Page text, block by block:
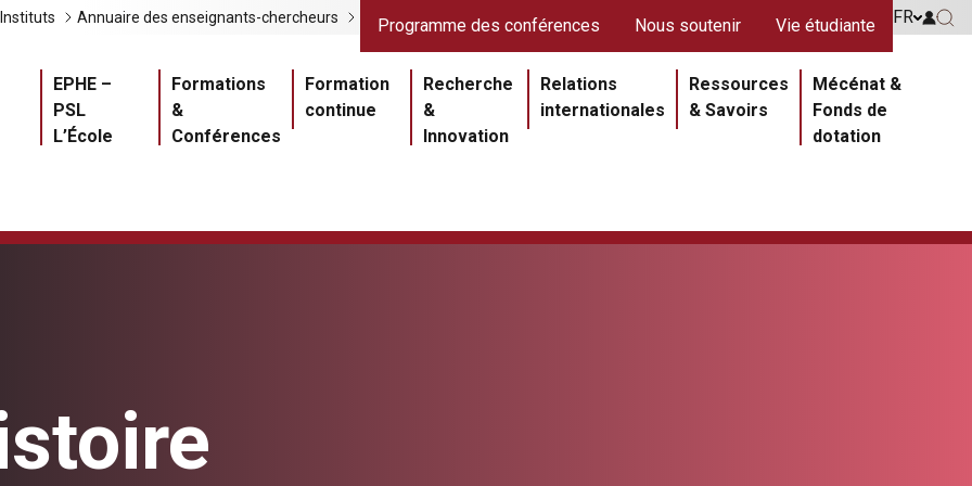
Navigation principale
EPHE –
PSL
L’École
Formations
&
Conférences
Formation
continue
Recherche
&
Innovation
Relations
internationales
Ressources
& Savoirs
Mécénat &
Fonds de
dotation
Liens gris
Instituts Annuaire des enseignants-chercheurs Liens rouges
Programme des conférences Nous soutenir Vie étudiante FR Go to
Go